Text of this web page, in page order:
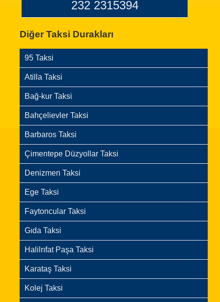
232 2315394
Diğer Taksi Durakları
95 Taksi
Atilla Taksi
Bağ-kur Taksi
Bahçelievler Taksi
Barbaros Taksi
Çimentepe Düzyollar Taksi
Denizmen Taksi
Ege Taksi
Faytoncular Taksi
Gıda Taksi
Halilrıfat Paşa Taksi
Karataş Taksi
Kolej Taksi